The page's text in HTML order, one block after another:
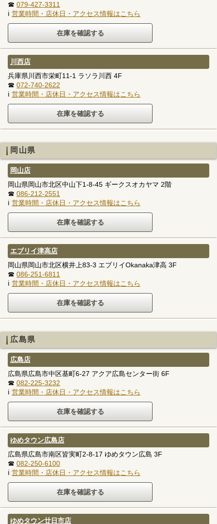
☎ 079-427-3311
ℹ 営業時間・店休日・アクセス情報はこちら
川西店
兵庫県川西市栄町11-1 ラソラ川西 4F
☎ 072-740-2622
ℹ 営業時間・店休日・アクセス情報はこちら
岡山県
岡山店
岡山県岡山市北区中山下1-8-45 ギークスオカヤマ 2階
☎ 086-212-2551
ℹ 営業時間・店休日・アクセス情報はこちら
エブリイ津高店
岡山県岡山市北区横井上83-3 エブリイOkanaka津高 3F
☎ 086-251-6811
ℹ 営業時間・店休日・アクセス情報はこちら
広島県
広島店
広島県広島市中区基町6-27 アクア広島センター街 6F
☎ 082-225-3232
ℹ 営業時間・店休日・アクセス情報はこちら
ゆめタウン広島店
広島県広島市南区皆実町2-8-17 ゆめタウン広島 3F
☎ 082-250-6100
ℹ 営業時間・店休日・アクセス情報はこちら
ゆめタウン廿日市店